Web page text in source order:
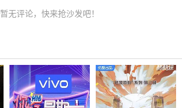
暂无评论，快来抢沙发吧！